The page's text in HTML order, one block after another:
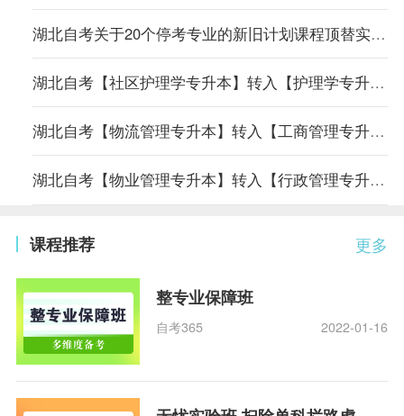
湖北自考关于20个停考专业的新旧计划课程顶替实施方案
湖北自考【社区护理学专升本】转入【护理学专升本】专业课程顶替表
湖北自考【物流管理专升本】转入【工商管理专升本】专业课程顶替表
湖北自考【物业管理专升本】转入【行政管理专升本】专业课程顶替表
更多
课程推荐
整专业保障班
自考365 2022-01-16